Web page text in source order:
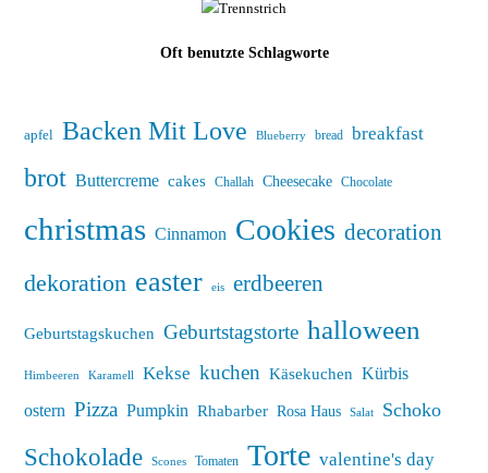
Oft benutzte Schlagworte
apfel Backen Mit Love Blueberry bread breakfast
brot Buttercreme cakes Challah Cheesecake Chocolate
christmas Cinnamon Cookies decoration
dekoration easter eis erdbeeren
Geburtstagskuchen Geburtstagstorte halloween
Himbeeren Karamell Kekse kuchen Käsekuchen Kürbis
ostern Pizza Pumpkin Rhabarber Rosa Haus Salat Schoko
Schokolade Scones Tomaten Torte valentine's day